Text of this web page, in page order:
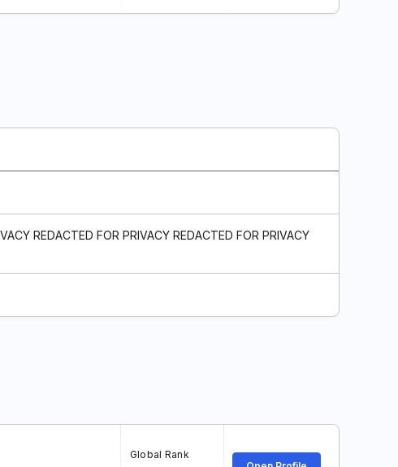
REDACTED FOR PRIVACY REDACTED FOR PRIVACY
Global Rank